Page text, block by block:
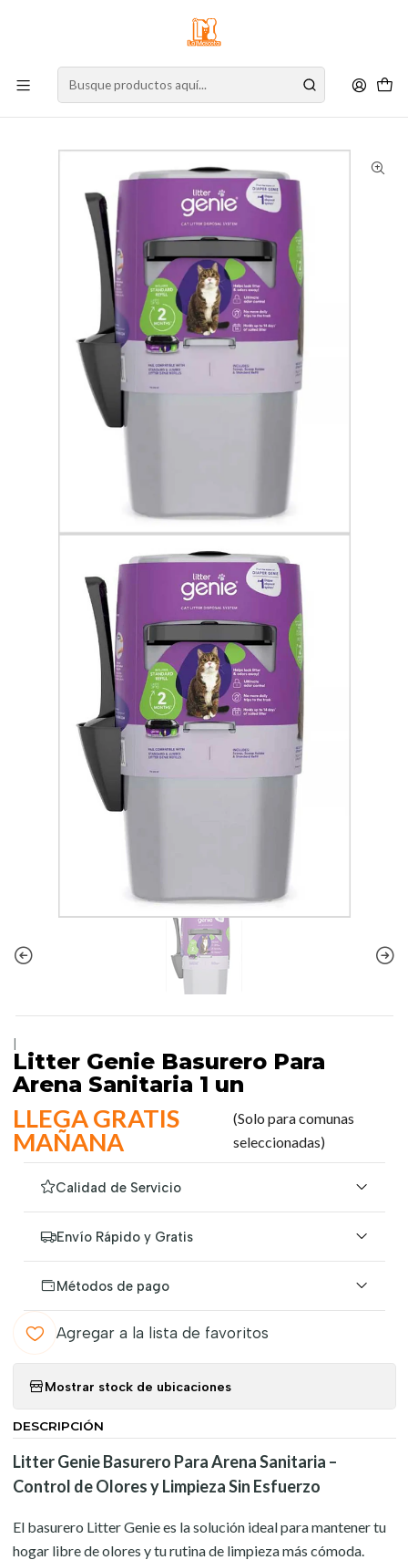
Nuestro stock online es independiente de la tienda física.
Compre por la web para garantizar sus productos y espere nuestra
Inicio Gato Accesorios
Litter Genie Basurero Para Arena Sanitaria 1 un
Litter Genie Basurero Para
Arena Sanitaria 1 un
LLEGA GRATIS
MAÑANA
(Solo para comunas
seleccionadas)
Calidad de Servicio
Envío Rápido y Gratis
Métodos de pago
Agregar a la lista de favoritos
Mostrar stock de ubicaciones
DESCRIPCIÓN
Litter Genie Basurero Para Arena Sanitaria –
Control de Olores y Limpieza Sin Esfuerzo
El basurero Litter Genie es la solución ideal para mantener tu
hogar libre de olores y tu rutina de limpieza más cómoda.